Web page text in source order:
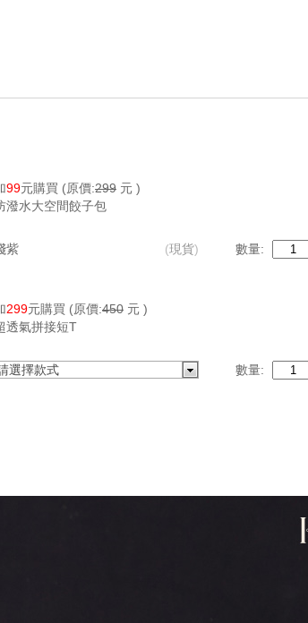
99元購買 (原價:299 元 )
潑水大空間餃子包
紫 (現貨) 數量:
299元購買 (原價:450 元 )
透氣拼接短T
選擇款式 數量: